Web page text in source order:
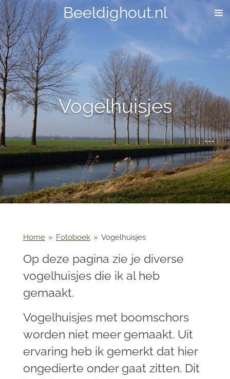
Ga
direct
naar
de
hoofdinhoud
Beeldighout.nl
Vogelhuisjes
Home » Fotoboek » Vogelhuisjes
Op deze pagina zie je diverse
vogelhuisjes die ik al heb
gemaakt.
Vogelhuisjes met boomschors
worden niet meer gemaakt. Uit
ervaring heb ik gemerkt dat hier
ongedierte onder gaat zitten. Dit